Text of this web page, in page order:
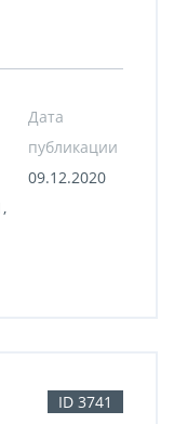
Дата
публикации
09.12.2020
ID 3741